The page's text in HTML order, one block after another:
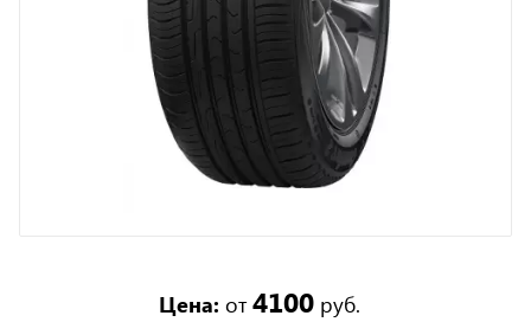
Цена: от4100 руб.